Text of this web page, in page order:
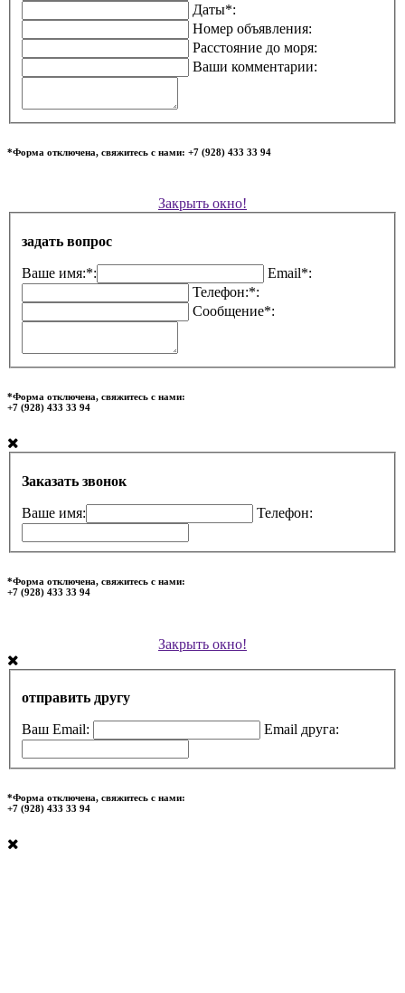
Даты*:
Номер объявления:
Расстояние до моря:
Ваши комментарии:
*Форма отключена, свяжитесь с нами: +7 (928) 433 33 94
Закрыть окно!
задать вопрос
Ваше имя:*:
Email*:
Телефон:*:
Сообщение*:
*Форма отключена, свяжитесь с нами:
+7 (928) 433 33 94
Заказать звонок
Ваше имя: Телефон:
*Форма отключена, свяжитесь с нами:
+7 (928) 433 33 94
Закрыть окно!
отправить другу
Ваш Email: Email друга:
*Форма отключена, свяжитесь с нами:
+7 (928) 433 33 94